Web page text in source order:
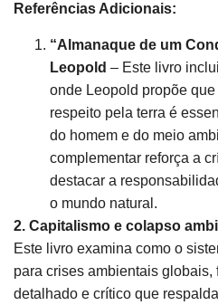
Referências Adicionais:
“Almanaque de um
Leopold – Este livro
onde Leopold propõe
respeito pela terra é
do homem e do meio
complementar reforça a
destacar a
o mundo natural.
2. Capitalismo e colapso
Este livro examina como o
para crises ambientais globais,
detalhado e crítico que